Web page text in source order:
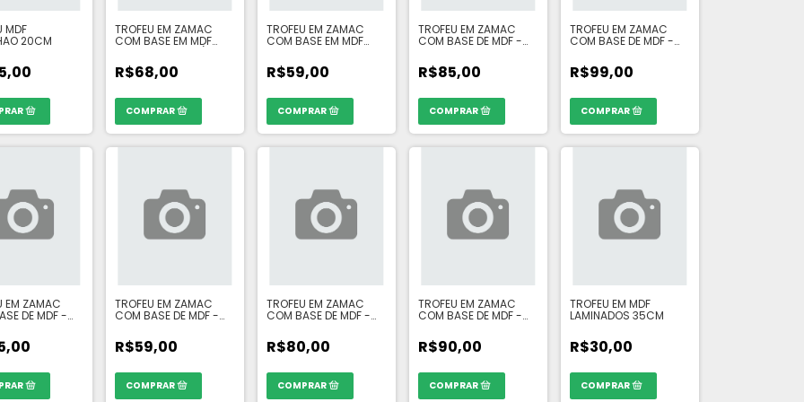
MDF
20CM
TROFEU EM ZAMAC
COM BASE EM MDF
PINTURA ESPECIAL)
R$68,00
TROFEU EM ZAMAC
COM BASE EM MDF
R$59,00
TROFEU EM ZAMAC
COM BASE DE MDF -
R$85,00
TROFEU EM ZAMAC
COM BASE DE MDF -
18CM
R$99,00
EM ZAMAC
DE MDF -
TROFEU EM ZAMAC
COM BASE DE MDF -
ENVELHECIDO
R$59,00
TROFEU EM ZAMAC
COM BASE DE MDF -
10CM
R$80,00
TROFEU EM ZAMAC
COM BASE DE MDF -
15CM
R$90,00
TROFEU EM MDF
LAMINADOS 35CM
R$30,00